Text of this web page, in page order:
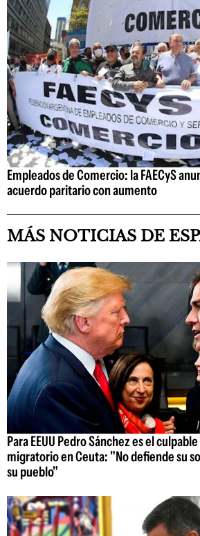
Empleados de Comercio: la FAECyS
acuerdo paritario con aumento
MÁS NOTICIAS DE
Para EEUU Pedro Sánchez es el
migratorio en Ceuta: "No defiende su
su pueblo"